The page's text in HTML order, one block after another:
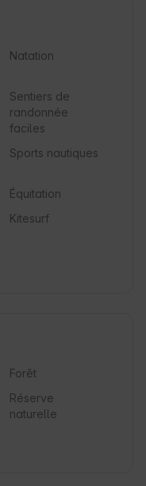
Natation
Sentiers de
randonnée
faciles
Sports nautiques
Équitation
Kitesurf
Forêt
Réserve
naturelle